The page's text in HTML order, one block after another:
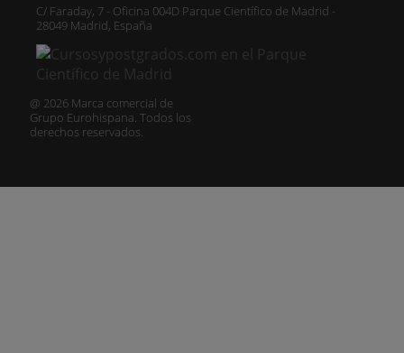
C/ Faraday, 7 - Oficina 004D Parque Científico de Madrid -
28049 Madrid, España
@ 2026 Marca comercial de
Grupo Eurohispana. Todos los
derechos reservados.